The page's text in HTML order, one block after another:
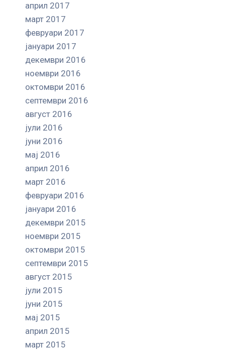
април 2017
март 2017
февруари 2017
јануари 2017
декември 2016
ноември 2016
октомври 2016
септември 2016
август 2016
јули 2016
јуни 2016
мај 2016
април 2016
март 2016
февруари 2016
јануари 2016
декември 2015
ноември 2015
октомври 2015
септември 2015
август 2015
јули 2015
јуни 2015
мај 2015
април 2015
март 2015